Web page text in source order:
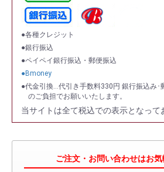
●各種クレジット
●銀行振込
●ペイペイ銀行振込・郵便振込
●Bmoney
●代金引換…代引き手数料330円 銀行振込み･
のご負担でお願いいたします。
当サイトは全て税込での表示となって
ご注文・お問い合わせはお